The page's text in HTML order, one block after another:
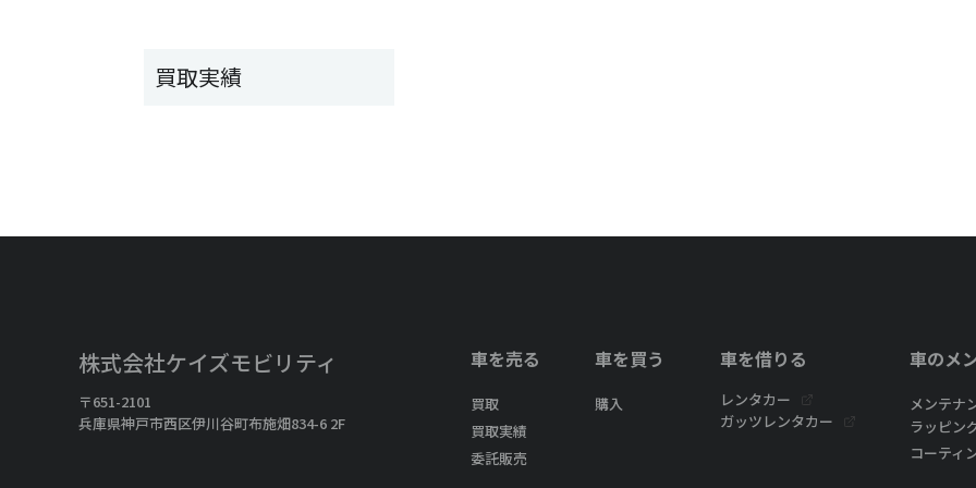
買取実績
株式会社ケイズモビリティ
〒651-2101
兵庫県神戸市西区伊川谷町布施畑834-6 2F
車を売る
買取
買取実績
委託販売
車を買う
購入
車を借りる
レンタカー
ガッツレンタカー
車のメ
メンテナ
ラッピン
コーティ